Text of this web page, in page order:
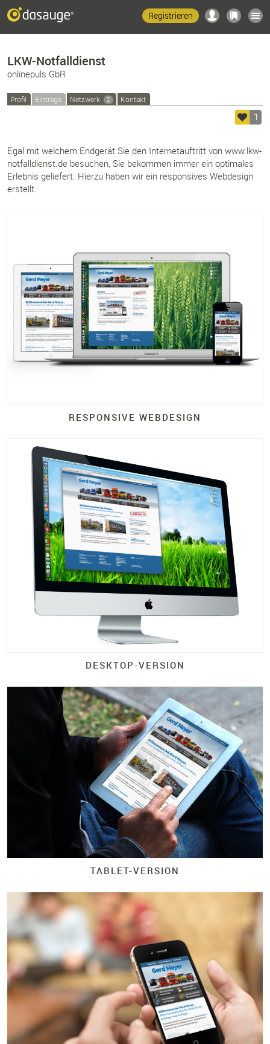
Registrieren
LKW-Notfalldienst
onlinepuls GbR
Profil Einträge Netzwerk 2 Kontakt
1
Egal mit welchem Endgerät Sie den Internetauftritt von www.lkw-
notfalldienst.de besuchen, Sie bekommen immer ein optimales
Erlebnis geliefert. Hierzu haben wir ein responsives Webdesign
erstellt.
RESPONSIVE WEBDESIGN
DESKTOP-VERSION
TABLET-VERSION